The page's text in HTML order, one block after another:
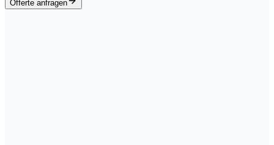
Offerte anfragen